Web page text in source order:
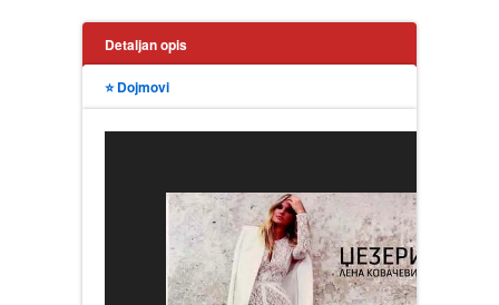
TINEJDŽ
Detaljan opis
⭐ Dojmovi